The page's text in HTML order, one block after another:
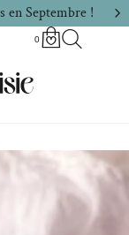
en Septembre !
0